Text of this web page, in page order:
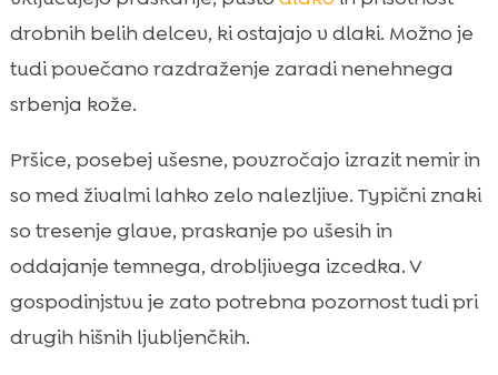
drobnih belih delcev, ki ostajajo v dlaki. Možno je
tudi povečano razdraženje zaradi nenehnega
srbenja kože.
Pršice, posebej ušesne, povzročajo izrazit nemir in
so med živalmi lahko zelo nalezljive. Typični znaki
so tresenje glave, praskanje po ušesih in
oddajanje temnega, drobljivega izcedka. V
gospodinjstvu je zato potrebna pozornost tudi pri
drugih hišnih ljubljenčkih.